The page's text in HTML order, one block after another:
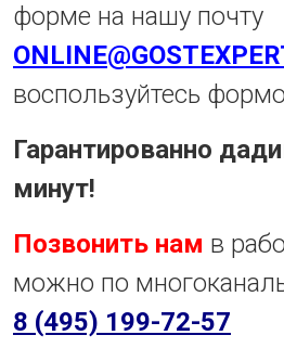
форме на нашу почту
воспользуйтесь
Гарантированно
минут!
Позвонить нам в
можно по
8 (495) 199-72-57